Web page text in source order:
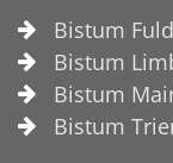
Bistum
Bistum
Bistum
Bistum